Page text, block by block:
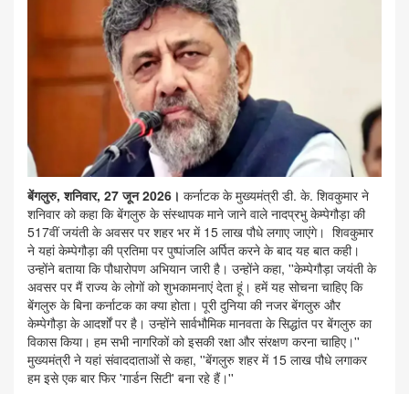
बेंगलुरु, शनिवार, 27 जून 2026। कर्नाटक के मुख्यमंत्री डी. के. शिवकुमार ने
शनिवार को कहा कि बेंगलुरु के संस्थापक माने जाने वाले नादप्रभु केम्पेगौड़ा की
517वीं जयंती के अवसर पर शहर भर में 15 लाख पौधे लगाए जाएंगे। शिवकुमार
ने यहां केम्पेगौड़ा की प्रतिमा पर पुष्पांजलि अर्पित करने के बाद यह बात कही।
उन्होंने बताया कि पौधारोपण अभियान जारी है। उन्होंने कहा, ''केम्पेगौड़ा जयंती के
अवसर पर मैं राज्य के लोगों को शुभकामनाएं देता हूं। हमें यह सोचना चाहिए कि
बेंगलुरु के बिना कर्नाटक का क्या होता। पूरी दुनिया की नजर बेंगलुरु और
केम्पेगौड़ा के आदर्शों पर है। उन्होंने सार्वभौमिक मानवता के सिद्धांत पर बेंगलुरु का
विकास किया। हम सभी नागरिकों को इसकी रक्षा और संरक्षण करना चाहिए।''
मुख्यमंत्री ने यहां संवाददाताओं से कहा, ''बेंगलुरु शहर में 15 लाख पौधे लगाकर
हम इसे एक बार फिर 'गार्डन सिटी' बना रहे हैं।''